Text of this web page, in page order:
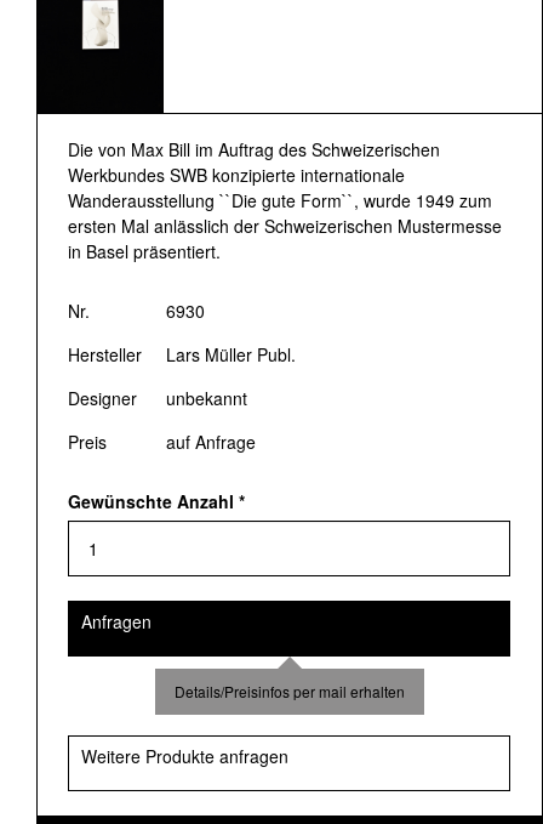
Die von Max Bill im Auftrag des Schweizerischen
Werkbundes SWB konzipierte internationale
Wanderausstellung ``Die gute Form``, wurde 1949 zum
ersten Mal anlässlich der Schweizerischen Mustermesse
in Basel präsentiert.
Nr.
6930
Hersteller
Lars Müller Publ.
Designer
unbekannt
Preis
auf Anfrage
Gewünschte Anzahl *
Anfragen
Details/Preisinfos per mail erhalten
Weitere Produkte anfragen